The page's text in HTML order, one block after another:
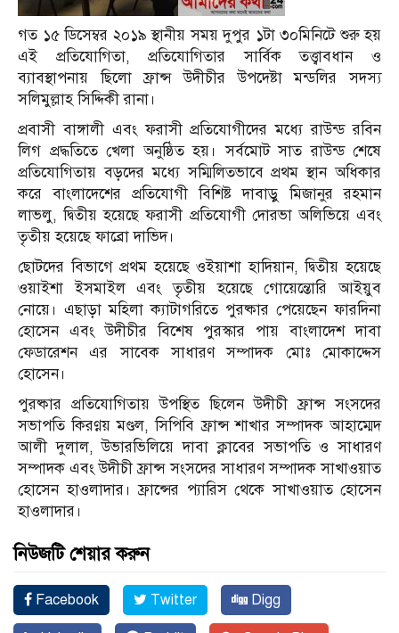
গত ১৫ ডিসেম্বর ২০১৯ স্থানীয় সময় দুপুর ১টা ৩০মিনিটে শুরু হয়
এই প্রতিযোগিতা, প্রতিযোগিতার সার্বিক তত্ত্বাবধান ও
ব্যাবস্থাপনায় ছিলো ফ্রান্স উদীচীর উপদেষ্টা মন্ডলির সদস্য
সলিমুল্লাহ সিদ্দিকী রানা।
প্রবাসী বাঙ্গালী এবং ফরাসী প্রতিযোগীদের মধ্যে রাউন্ড রবিন
লিগ প্রদ্ধতিতে খেলা অনুষ্ঠিত হয়। সর্বমোট সাত রাউন্ড শেষে
প্রতিযোগিতায় বড়দের মধ্যে সম্মিলিতভাবে প্রথম স্থান অধিকার
করে বাংলাদেশের প্রতিযোগী বিশিষ্ট দাবাড়ু মিজানুর রহমান
লাভলু, দ্বিতীয় হয়েছে ফরাসী প্রতিযোগী দোরভা অলিভিয়ে এবং
তৃতীয় হয়েছে ফাব্রো দাভিদ।
ছোটদের বিভাগে প্রথম হয়েছে ওইয়াশা হাদিয়ান, দ্বিতীয় হয়েছে
ওয়াইশা ইসমাইল এবং তৃতীয় হয়েছে গোয়েন্তোরি আইয়ুব
নোয়ে। এছাড়া মহিলা ক্যাটাগরিতে পুরষ্কার পেয়েছেন ফারদিনা
হোসেন এবং উদীচীর বিশেষ পুরস্কার পায় বাংলাদেশ দাবা
ফেডারেশন এর সাবেক সাধারণ সম্পাদক মোঃ মোকাদ্দেস
হোসেন।
পুরষ্কার প্রতিযোগিতায় উপস্থিত ছিলেন উদীচী ফ্রান্স সংসদের
সভাপতি কিরণ্ময় মণ্ডল, সিপিবি ফ্রান্স শাখার সম্পাদক আহাম্মেদ
আলী দুলাল, উভারভিলিয়ে দাবা ক্লাবের সভাপতি ও সাধারণ
সম্পাদক এবং উদীচী ফ্রান্স সংসদের সাধারণ সম্পাদক সাখাওয়াত
হোসেন হাওলাদার। ফ্রান্সের প্যারিস থেকে সাখাওয়াত হোসেন
হাওলাদার।
নিউজটি শেয়ার করুন
Facebook Twitter Digg